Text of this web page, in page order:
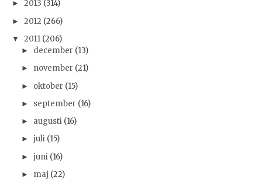
► 2013 (314)
► 2012 (266)
▼ 2011 (206)
► december (13)
► november (21)
► oktober (15)
► september (16)
► augusti (16)
► juli (15)
► juni (16)
► maj (22)